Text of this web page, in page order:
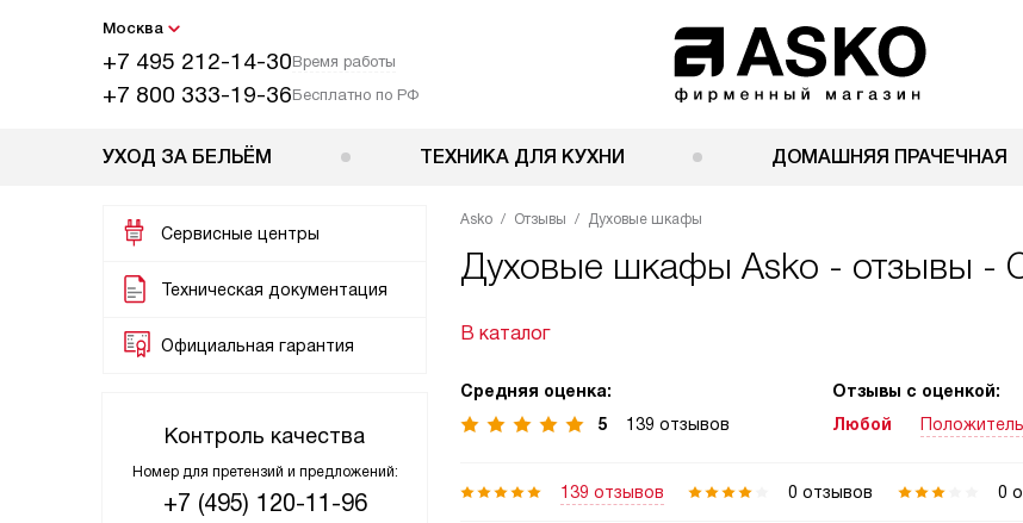
Москва
+7 495 212-14-30Время работы
+7 800 333-19-36Бесплатно по РФ
УХОД ЗА БЕЛЬЁМ ТЕХНИКА ДЛЯ КУХНИ ДОМАШНЯЯ ПРАЧЕЧНАЯ
Сервисные центры
Техническая документация
Официальная гарантия
Контроль качества
Номер для претензий и предложений:
+7 (495) 120-11-96
Asko Отзывы Духовые шкафы
Духовые шкафы Asko - отзывы -
В каталог
Средняя оценка:
5
139 отзывов
Отзывы с оценкой:
Любой
139 отзывов 0 отзывов 0